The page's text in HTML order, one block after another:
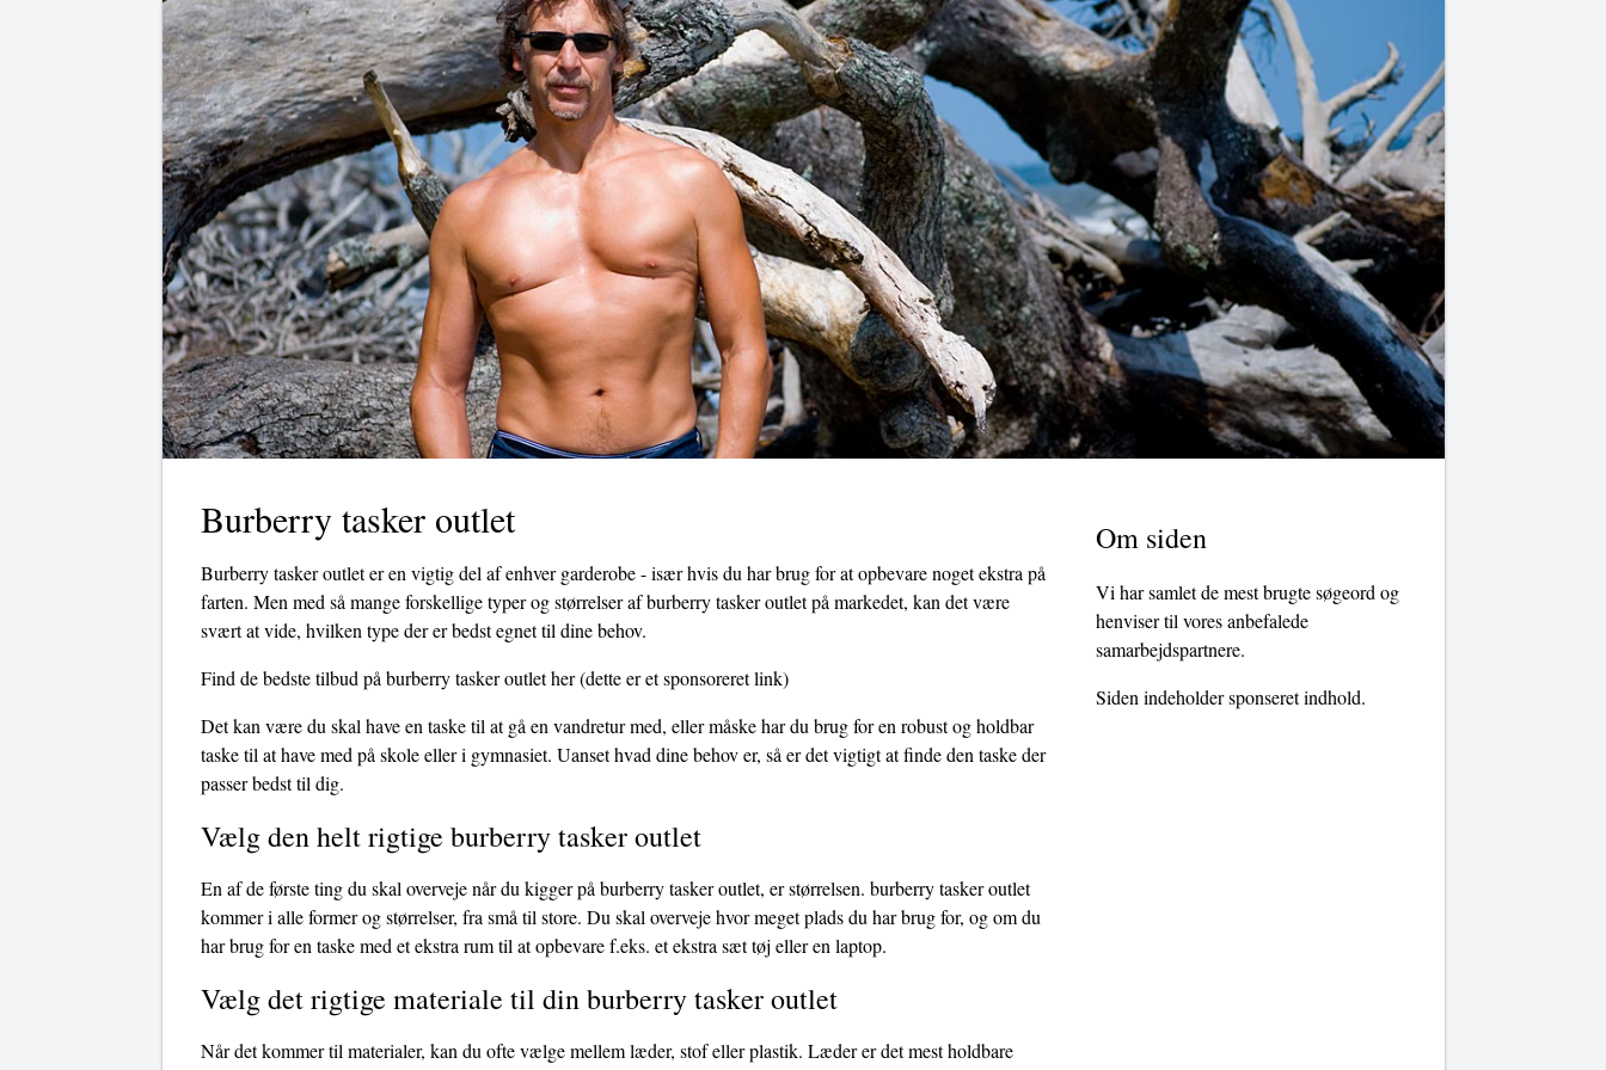
Burberry tasker outlet
Burberry tasker outlet er en vigtig del af enhver garderobe - især hvis du har brug for at opbevare noget ekstra på
farten. Men med så mange forskellige typer og størrelser af burberry tasker outlet på markedet, kan det være
svært at vide, hvilken type der er bedst egnet til dine behov.
Find de bedste tilbud på burberry tasker outlet her(dette er et sponsoreret link)
Det kan være du skal have en taske til at gå en vandretur med, eller måske har du brug for en robust og holdbar
taske til at have med på skole eller i gymnasiet. Uanset hvad dine behov er, så er det vigtigt at finde den taske der
passer bedst til dig.
Vælg den helt rigtige burberry tasker outlet
En af de første ting du skal overveje når du kigger på burberry tasker outlet, er størrelsen. burberry tasker outlet
kommer i alle former og størrelser, fra små til store. Du skal overveje hvor meget plads du har brug for, og om du
har brug for en taske med et ekstra rum til at opbevare f.eks. et ekstra sæt tøj eller en laptop.
Vælg det rigtige materiale til din burberry tasker outlet
Når det kommer til materialer, kan du ofte vælge mellem læder, stof eller plastik. Læder er det mest holdbare
Om siden
Vi har samlet de mest brugte søgeord og
henviser til vores anbefalede
samarbejdspartnere.
Siden indeholder sponseret indhold.